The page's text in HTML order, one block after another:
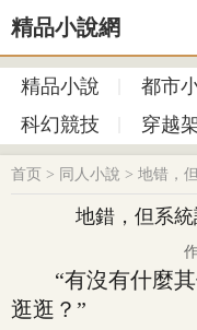
精品小說網
精品小說 都市
科幻競技
穿越
首页 > 同人小說 > 地错，
地錯，但系
“有沒有什麼其
逛逛？”